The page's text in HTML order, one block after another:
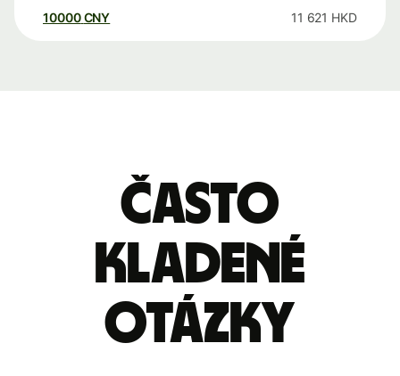
10000 CNY 11 621 HKD
Často
kladené
otázky